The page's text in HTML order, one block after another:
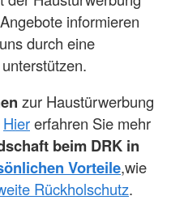
informieren
durch eine
zur Haustürwerbung
Hiererfahren Sie mehr
beim DRK in
Vorteile,wie
Rückholschutz.